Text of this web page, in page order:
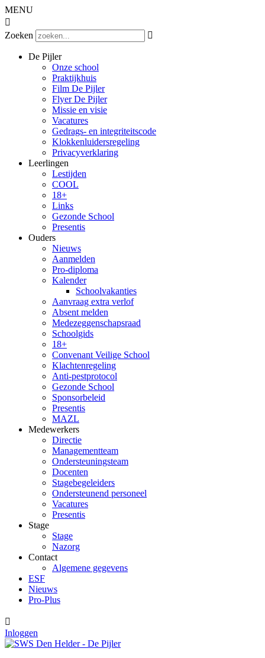
MENU

Zoeken

De Pijler
Onze school
Praktijkhuis
Film De Pijler
Flyer De Pijler
Missie en visie
Vacatures
Gedrags- en integriteitscode
Klokkenluidersregeling
Privacyverklaring
Leerlingen
Lestijden
COOL
18+
Links
Gezonde School
Presentis
Ouders
Nieuws
Aanmelden
Pro-diploma
Kalender
Schoolvakanties
Aanvraag extra verlof
Absent melden
Medezeggenschapsraad
Schoolgids
18+
Convenant Veilige School
Klachtenregeling
Anti-pestprotocol
Gezonde School
Sponsorbeleid
Presentis
MAZL
Medewerkers
Directie
Managementteam
Ondersteuningsteam
Docenten
Stagebegeleiders
Ondersteunend personeel
Vacatures
Presentis
Stage
Stage
Nazorg
Contact
Algemene gegevens
ESF
Nieuws
Pro-Plus

Inloggen